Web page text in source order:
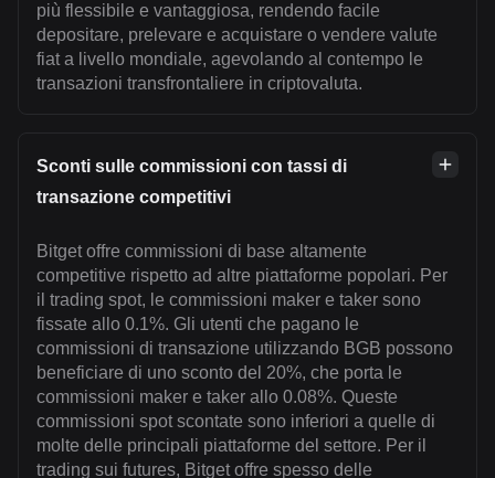
più flessibile e vantaggiosa, rendendo facile
depositare, prelevare e acquistare o vendere valute
fiat a livello mondiale, agevolando al contempo le
transazioni transfrontaliere in criptovaluta.
Sconti sulle commissioni con tassi di
transazione competitivi
Bitget offre commissioni di base altamente
competitive rispetto ad altre piattaforme popolari. Per
il trading spot, le commissioni maker e taker sono
fissate allo 0.1%. Gli utenti che pagano le
commissioni di transazione utilizzando BGB possono
beneficiare di uno sconto del 20%, che porta le
commissioni maker e taker allo 0.08%. Queste
commissioni spot scontate sono inferiori a quelle di
molte delle principali piattaforme del settore. Per il
trading sui futures, Bitget offre spesso delle